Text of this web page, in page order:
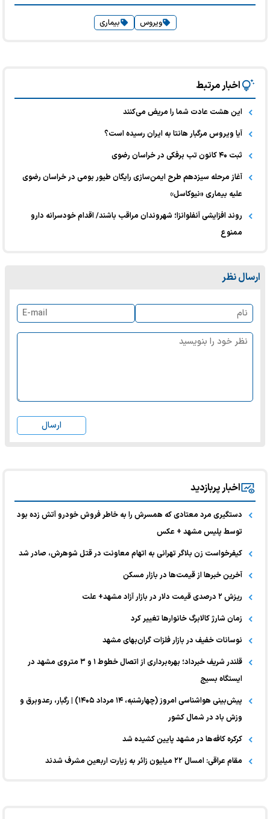
ویروس بیماری
اخبار مرتبط
این هشت عادت‌ شما را مریض می‌کنند
آیا ویروس مرگبار هانتا به ایران رسیده است؟
ثبت ۴۰ کانون تب برفکی در خراسان رضوی
آغاز مرحله سیزدهم طرح ایمن‌سازی رایگان طیور بومی در خراسان رضوی
علیه بیماری «نیوکاسل»
روند افزایشی آنفلوانزا؛ شهروندان مراقب باشند/ اقدام خودسرانه دارو
ممنوع
ارسال نظر
ارسال
اخبار پربازدید
دستگیری مرد معتادی که همسرش را به خاطر فروش خودرو آتش زده بود
توسط پلیس مشهد + عکس
کیفرخواست زن بلاگر تهرانی به اتهام معاونت در قتل شوهرش، صادر شد
آخرین خبر‌ها از قیمت‌ها در بازار مسکن
ریزش ۲ درصدی قیمت دلار در بازار آزاد مشهد+ علت
زمان شارژ کالابرگ خانوارها تغییر کرد
نوسانات خفیف در بازار فلزات گران‌بهای مشهد
قلندر شریف خبرداد؛ بهره‌برداری از اتصال خطوط ۱ و ۳ متروی مشهد در
ایستگاه بسیج
پیش‌بینی هواشناسی امروز (چهارشنبه، ۱۴ مرداد ۱۴۰۵) | رگبار، رعدوبرق و
وزش باد در شمال کشور
کرکره کافه‌ها در مشهد پایین کشیده شد
مقام عراقی: امسال ۲۲ میلیون زائر به زیارت اربعین مشرف شدند